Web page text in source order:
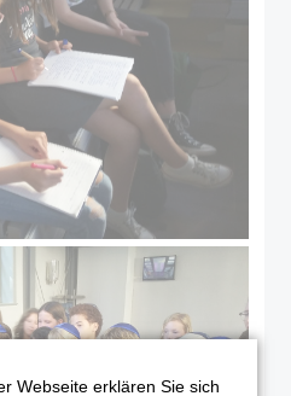
Webseite erklären Sie sich